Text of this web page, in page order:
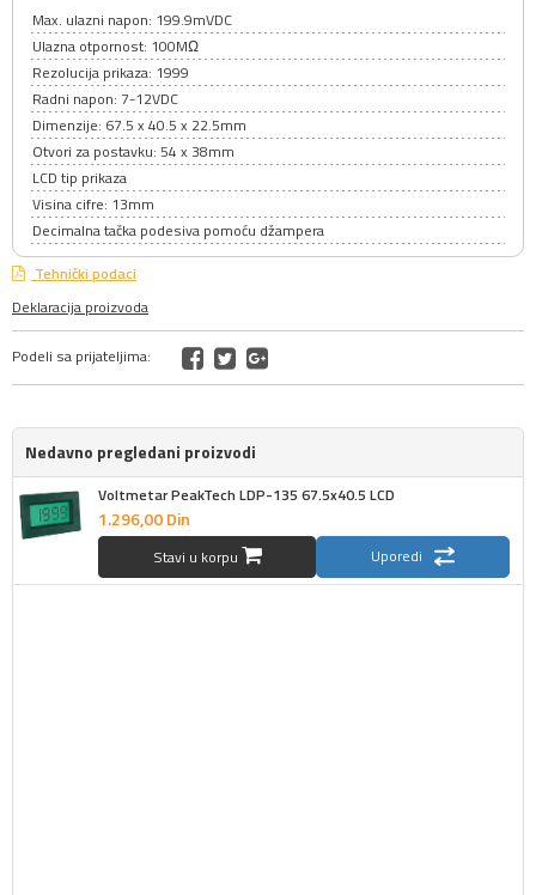
Max. ulazni napon: 199.9mVDC
Ulazna otpornost: 100MΩ
Rezolucija prikaza: 1999
Radni napon: 7-12VDC
Dimenzije: 67.5 x 40.5 x 22.5mm
Otvori za postavku: 54 x 38mm
LCD tip prikaza
Visina cifre: 13mm
Decimalna tačka podesiva pomoću džampera
Tehnički podaci
Deklaracija proizvoda
Podeli sa prijateljima:
Nedavno pregledani proizvodi
Voltmetar PeakTech LDP-135 67.5x40.5 LCD
1.296,00Din
Stavi u korpu Uporedi